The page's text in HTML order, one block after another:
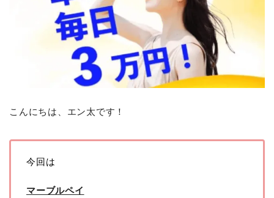
こんにちは、エン太です！
今回は
マーブルペイ